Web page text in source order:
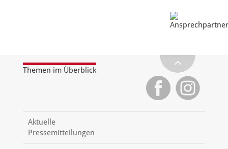
Themen im Überblick
Aktuelle
Pressemitteilungen